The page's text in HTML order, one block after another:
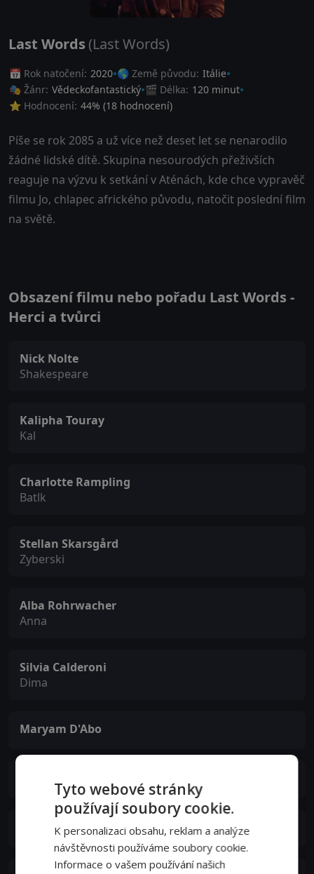
Last Words (Last Words)
📅 Rok natočení: 2020 🌎 Země původu: Itálie
🎭 Žánr: Vědeckofantastický 🎬 Délka: 120 minut
⭐ Hodnocení: 44% (18 hodnocení)
Píše se rok 2085 a už více než deset let se nenarodilo
žádné lidské dítě. Skupina nesourodých přeživších
reaguje na výzvu k setkání v Aténách, kde chce vypravěč
filmu Jo, chlapec afrického původu, natočit poslední film
na světě.
Obsazení filmu nebo pořadu Last Words -
Herci a tvůrci
Nick Nolte
Shakespeare
Kalipha Touray
Kal
Charlotte Rampling
Batlk
Stellan Skarsgård
Zyberski
Alba Rohrwacher
Anna
Silvia Calderoni
Dima
Maryam D'Abo
Kane Moussa
Tyto webové stránky
používají soubory cookie.
K personalizaci obsahu, reklam a analýze
návštěvnosti používáme soubory cookie.
Informace o vašem používání našich